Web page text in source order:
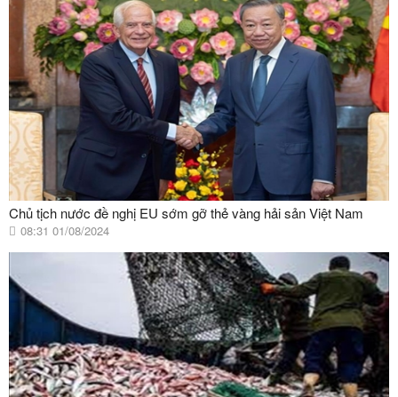
Chủ tịch nước đề nghị EU sớm gỡ thẻ vàng hải sản Việt Nam
08:31 01/08/2024